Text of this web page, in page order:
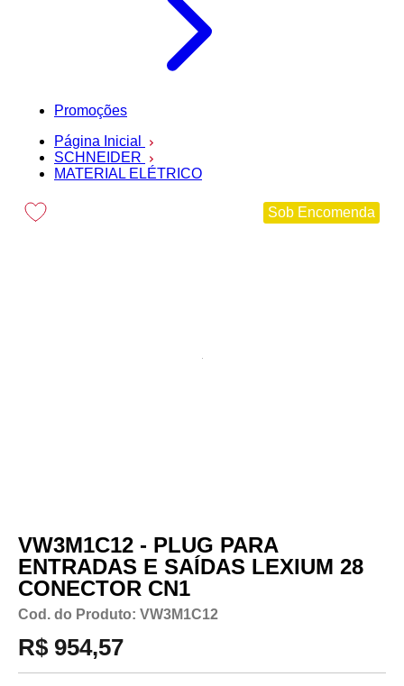
Promoções
Página Inicial
SCHNEIDER
MATERIAL ELÉTRICO
Sob Encomenda
VW3M1C12 - PLUG PARA
ENTRADAS E SAÍDAS LEXIUM 28
CONECTOR CN1
Cod. do Produto: VW3M1C12
R$ 954,57